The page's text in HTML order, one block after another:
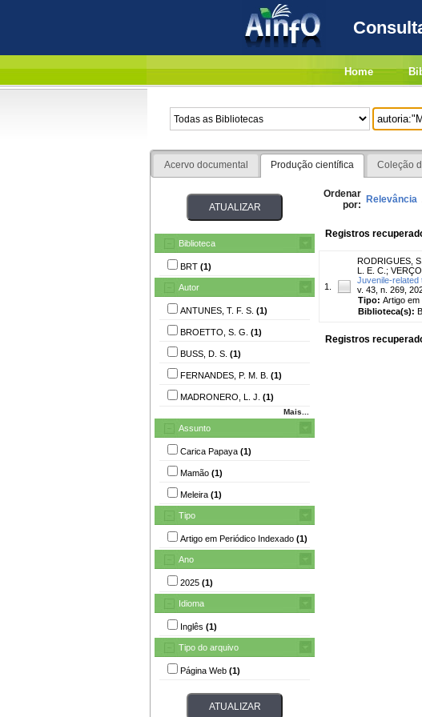
Home
Acervo documental Produção científica Coleção
Biblioteca
BRT (1)
Autor
ANTUNES, T. F. S. (1)
BROETTO, S. G. (1)
BUSS, D. S. (1)
FERNANDES, P. M. B. (1)
MADRONERO, L. J. (1)
Mais...
Assunto
Carica Papaya (1)
Mamão (1)
Meleira (1)
Tipo
Artigo em Periódico Indexado (1)
Ano
2025 (1)
Idioma
Inglês (1)
Tipo do arquivo
Página Web (1)
Ordenar
por: Relevância
Registros
1.
RODRIGUES,
L. E. C. ;
Juvenile-related
v. 43, n. 269,
Tipo: Artigo em
Biblioteca(s):
Registros